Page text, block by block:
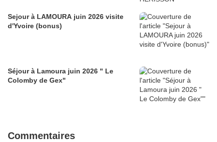
Sejour à LAMOURA juin 2026 visite
d'Yvoire (bonus)
Séjour à Lamoura juin 2026 " Le
Colomby de Gex"
Commentaires